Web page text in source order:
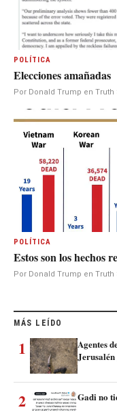
POLÍTICA
Elecciones amañadas
Por Donald Trump en Truth
POLÍTICA
Estos son los hechos
Por Donald Trump en Truth
MÁS LEÍDO
1
Agentes
2 Gadi no